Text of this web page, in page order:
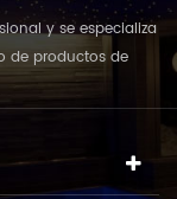
y se especializa
de productos de
unidades de
de paisaje. con el